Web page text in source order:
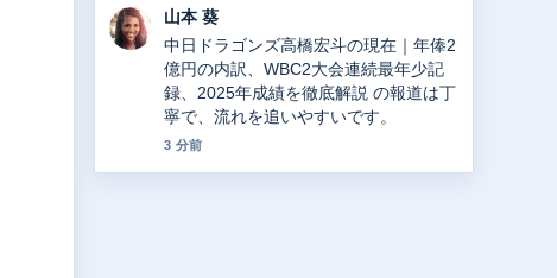
山本 葵
中日ドラゴンズ高橋宏斗の現在｜年俸2
億円の内訳、WBC2大会連続最年少記
録、2025年成績を徹底解説 の報道は丁
寧で、流れを追いやすいです。
3 分前